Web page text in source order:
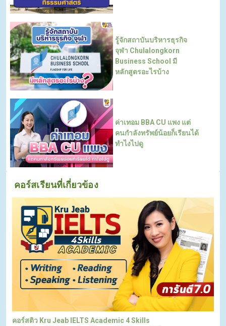
รู้จักสถาบันบริหารธุรกิจ
จุฬา Chulalongkorn
Business School มี
หลักสูตรอะไรบ้าง
ค่าเทอม BBA CU แพง แต่
คนกําลังทรัพย์น้อยก็เรียนได้
ทำไงไปดู
คอร์สเรียนที่เกี่ยวข้อง
คอร์สติว Kru Jeab IELTS Academic 4 Skills